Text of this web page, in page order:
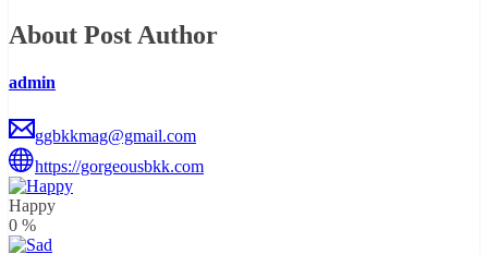
About Post Author
admin
ggbkkmag@gmail.com
https://gorgeousbkk.com
Happy
0 %